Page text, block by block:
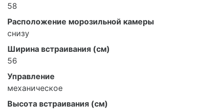
58
Расположение морозильной камеры
снизу
Ширина встраивания (см)
56
Управление
механическое
Высота встраивания (см)